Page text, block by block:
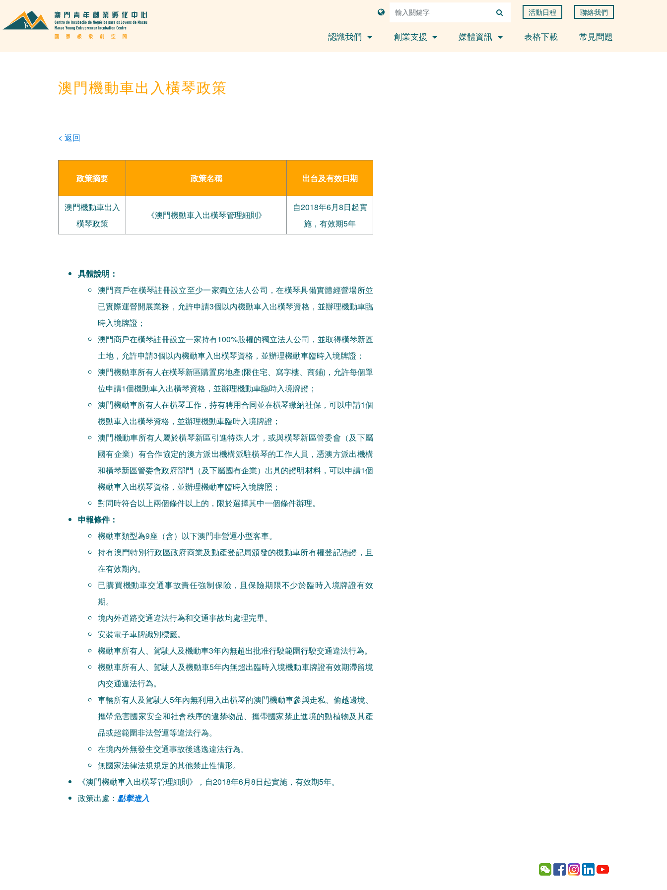
活動日程 聯絡我們
認識我們 創業支援 媒體資訊 表格下載 常見問題
澳門機動車出入橫琴政策
< 返回
政策摘要 政策名稱 出台及有效日期
澳門機動車出入
橫琴政策
《澳門機動車入出橫琴管理細則》
自2018年6月8日起實
施，有效期5年
具體說明：
澳門商戶在橫琴註冊設立至少一家獨立法人公司，在橫琴具備實體經營場所並
已實際運營開展業務，允許申請3個以內機動車入出橫琴資格，並辦理機動車臨
時入境牌證；
澳門商戶在橫琴註冊設立一家持有100%股權的獨立法人公司，並取得橫琴新區
土地，允許申請3個以內機動車入出橫琴資格，並辦理機動車臨時入境牌證；
澳門機動車所有人在橫琴新區購置房地產(限住宅、寫字樓、商鋪)，允許每個單
位申請1個機動車入出橫琴資格，並辦理機動車臨時入境牌證；
澳門機動車所有人在橫琴工作，持有聘用合同並在橫琴繳納社保，可以申請1個
機動車入出橫琴資格，並辦理機動車臨時入境牌證；
澳門機動車所有人屬於橫琴新區引進特殊人才，或與橫琴新區管委會（及下屬
國有企業）有合作協定的澳方派出機構派駐橫琴的工作人員，憑澳方派出機構
和橫琴新區管委會政府部門（及下屬國有企業）出具的證明材料，可以申請1個
機動車入出橫琴資格，並辦理機動車臨時入境牌照；
對同時符合以上兩個條件以上的，限於選擇其中一個條件辦理。
申報條件：
機動車類型為9座（含）以下澳門非營運小型客車。
持有澳門特別行政區政府商業及動產登記局頒發的機動車所有權登記憑證，且
在有效期內。
已購買機動車交通事故責任強制保險，且保險期限不少於臨時入境牌證有效
期。
境內外道路交通違法行為和交通事故均處理完畢。
安裝電子車牌識別標籤。
機動車所有人、駕駛人及機動車3年內無超出批准行駛範圍行駛交通違法行為。
機動車所有人、駕駛人及機動車5年內無超出臨時入境機動車牌證有效期滯留境
內交通違法行為。
車輛所有人及駕駛人5年內無利用入出橫琴的澳門機動車參與走私、偷越邊境、
攜帶危害國家安全和社會秩序的違禁物品、攜帶國家禁止進境的動植物及其產
品或超範圍非法營運等違法行為。
在境內外無發生交通事故後逃逸違法行為。
無國家法律法規規定的其他禁止性情形。
《澳門機動車入出橫琴管理細則》，自2018年6月8日起實施，有效期5年。
政策出處： 點擊進入